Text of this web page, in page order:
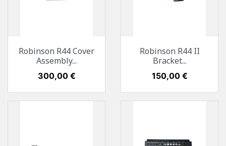
Robinson R44 Cover
Assembly...
Preis
300,00 €
Robinson R44 II
Bracket...
Preis
150,00 €